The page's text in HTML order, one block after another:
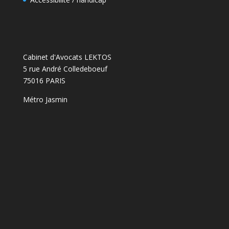
Cabinet d'Avocats LEKTOS
5 rue André Colledeboeuf
75016 PARIS
Métro Jasmin